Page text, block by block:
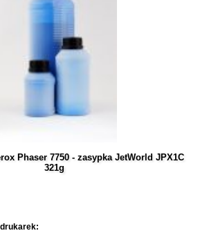
Phaser 7750 - zasypka JetWorld JPX1C
321g